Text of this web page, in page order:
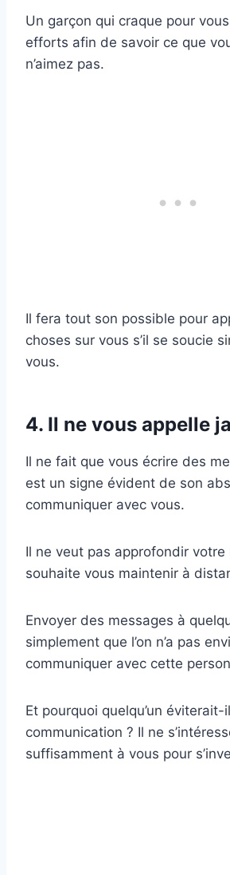
Un garçon qui craque pour
efforts afin de savoir ce que
n’aimez pas.
Il fera tout son possible pour
choses sur vous s’il se soucie
vous.
4. Il ne vous appelle
Il ne fait que vous écrire des
est un signe évident de son
communiquer avec vous.
Il ne veut pas approfondir votre
souhaite vous maintenir à
Envoyer des messages à
simplement que l’on n’a pas
communiquer avec cette
Et pourquoi quelqu’un
communication ? Il ne
suffisamment à vous pour